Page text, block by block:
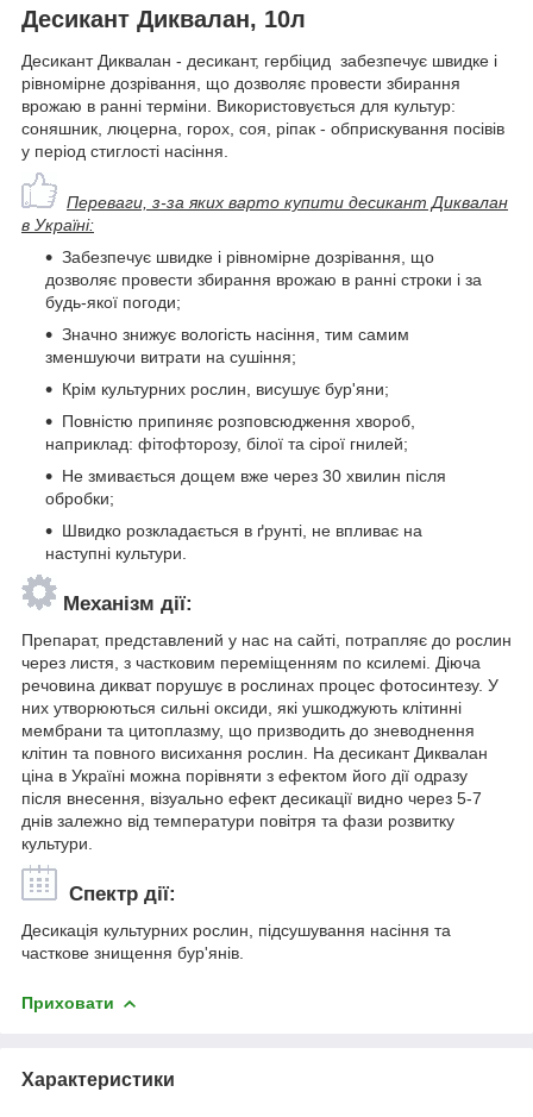
Десикант Диквалан, 10л
Десикант Диквалан - десикант, гербіцид забезпечує швидке і
рівномірне дозрівання, що дозволяє провести збирання
врожаю в ранні терміни. Використовується для культур:
соняшник, люцерна, горох, соя, ріпак - обприскування посівів
у період стиглості насіння.
Переваги, з-за яких варто купити десикант Диквалан
в Україні:
Забезпечує швидке і рівномірне дозрівання, що
дозволяє провести збирання врожаю в ранні строки і за
будь-якої погоди;
Значно знижує вологість насіння, тим самим
зменшуючи витрати на сушіння;
Крім культурних рослин, висушує бур'яни;
Повністю припиняє розповсюдження хвороб,
наприклад: фітофторозу, білої та сірої гнилей;
Не змивається дощем вже через 30 хвилин після
обробки;
Швидко розкладається в ґрунті, не впливає на
наступні культури.
Механізм дії:
Препарат, представлений у нас на сайті, потрапляє до рослин
через листя, з частковим переміщенням по ксилемі. Діюча
речовина дикват порушує в рослинах процес фотосинтезу. У
них утворюються сильні оксиди, які ушкоджують клітинні
мембрани та цитоплазму, що призводить до зневоднення
клітин та повного висихання рослин. На десикант Диквалан
ціна в Україні можна порівняти з ефектом його дії одразу
після внесення, візуально ефект десикації видно через 5-7
днів залежно від температури повітря та фази розвитку
культури.
Спектр дії:
Десикація культурних рослин, підсушування насіння та
часткове знищення бур'янів.
Приховати
Характеристики